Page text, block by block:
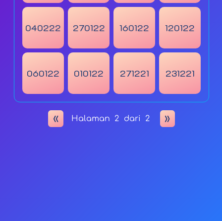
040222 270122 160122 120122
060122 010122 271221 231221
« Halaman 2 dari 2 »